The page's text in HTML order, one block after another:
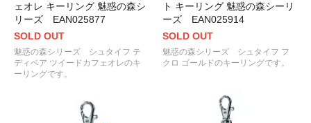
ェオレ キーリング 魅惑の森シ
リーズ EAN025877
SOLD OUT
魅惑の森シリーズ シュタイフ テ
ディベア ツイードカフェオレのキ
ーリングです。
ト キーリング 魅惑の森シーリ
ーズ EAN025914
SOLD OUT
魅惑の森シリーズ シュタイフ フ
クロ ゴールドのキーリングです。